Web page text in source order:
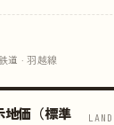
道 · 羽越線
地価（標準